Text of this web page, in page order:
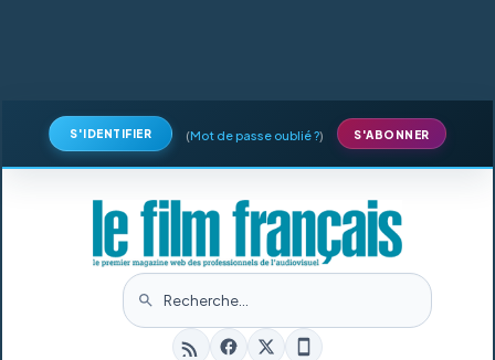
S'IDENTIFIER (Mot de passe oublié ?) S'ABONNER